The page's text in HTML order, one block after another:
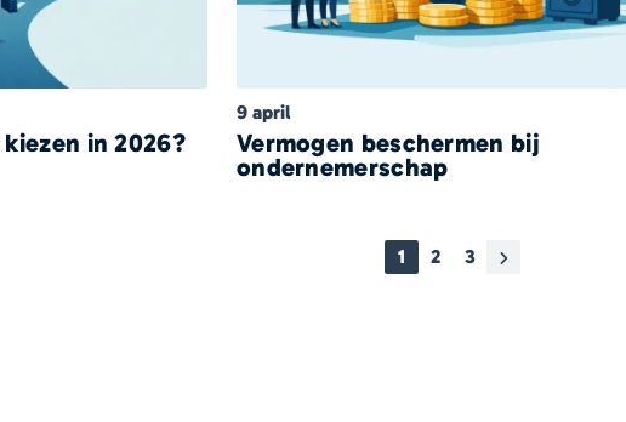
in 2026?
9 april
Vermogen beschermen bij
ondernemerschap
1 2 3